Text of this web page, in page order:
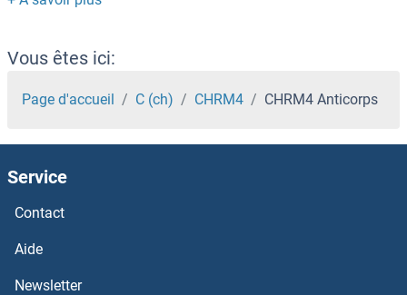
CHPF2 Anticorps
CHPF Anticorps
Chorionic Gonadotropin, beta Polypeptide 3 Anticorps
Chorionic Gonadotropin, beta Polypeptide 1 Anticorps
Chorionic Gonadotropin, alpha Anticorps
Chordin Anticorps
Vous êtes ici:
Page d'accueil C (ch) CHRM4 CHRM4 Anticorps
Service
Contact
Aide
Newsletter